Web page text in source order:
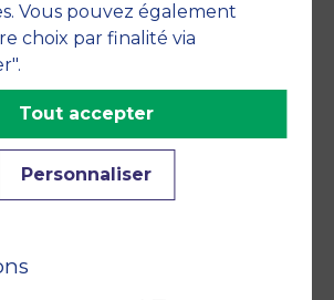
Vous pouvez également
choix par finalité via
Personnaliser
Tout accepter